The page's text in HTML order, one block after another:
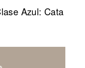
Azul: Cata